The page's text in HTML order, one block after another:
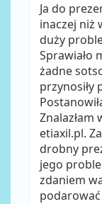
Ja do
inaczej niż
duży
Sprawiało
żadne
przynosiły
etiaxil.pl.
drobny
jego
zdaniem